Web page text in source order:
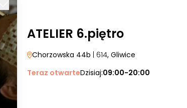
ATELIER 6.piętro
Chorzowska 44b | 614, Gliwice
Teraz otwarteDzisiaj:09:00-20:00